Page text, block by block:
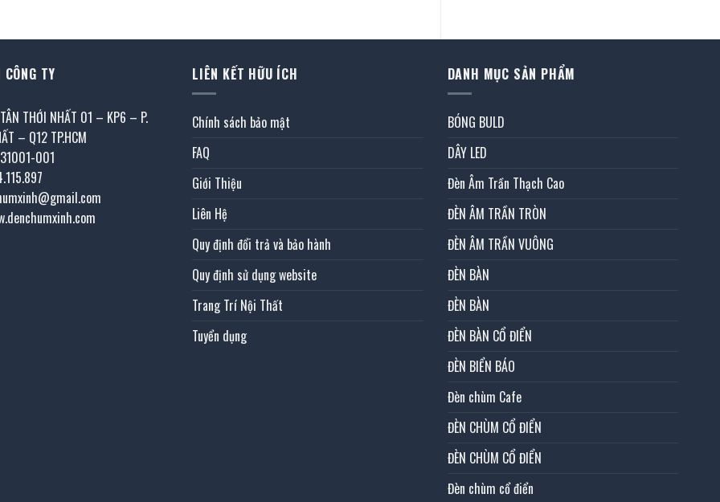
TY
THỚI NHẤT 01 – KP6 – P.
– Q12 TP.HCM
001
LIÊN KẾT HỮU ÍCH
Chính sách bảo mật
FAQ
Giới Thiệu
Liên Hệ
Quy định đổi trả và bảo hành
Quy định sử dụng website
Trang Trí Nội Thất
Tuyển dụng
DANH MỤC SẢN PHẨM
BÓNG BULD
DÂY LED
Đèn Âm Trần Thạch Cao
ĐÈN ÂM TRẦN TRÒN
ĐÈN ÂM TRẦN VUÔNG
ĐÈN BÀN
ĐÈN BÀN
ĐÈN BÀN CỔ ĐIỂN
ĐÈN BIỂN BÁO
Đèn chùm Cafe
ĐÈN CHÙM CỔ ĐIỂN
ĐÈN CHÙM CỔ ĐIỂN
Đèn chùm cổ điển